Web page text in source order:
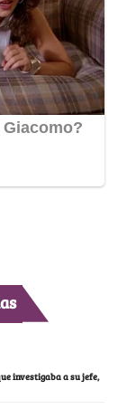
investigaba a su jefe,